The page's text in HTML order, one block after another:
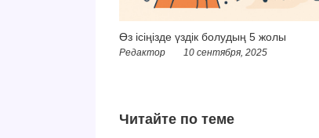
Өз ісіңізде үздік болудың 5 жолы
Редактор 10 сентября, 2025
Читайте по теме